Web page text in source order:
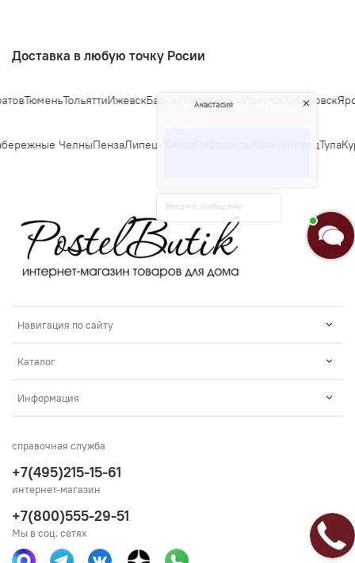
Доставка в любую точку Росии
ТюменьТольяттиИжевскБарнаул УльяновскИркутск Хабаровск
ЧелныПензаЛипецкКиров Тула
Навигация по сайту
Каталог
Информация
справочная служба
+7(495)215-15-61
интернет-магазин
+7(800)555-29-51
Мы в соц. сетях
Введите сообщение
Бутик»!🌸